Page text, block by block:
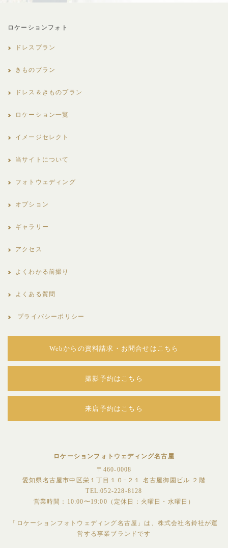
ロケーションフォト
ドレスプラン
きものプラン
ドレス＆きものプラン
ロケーション一覧
イメージセレクト
当サイトについて
フォトウェディング
オプション
ギャラリー
アクセス
よくわかる前撮り
よくある質問
プライバシーポリシー
Webからの資料請求・お問合せはこちら
撮影予約はこちら
来店予約はこちら
ロケーションフォトウェディング名古屋
〒460-0008
愛知県名古屋市中区栄１丁目１０−２１ 名古屋御園ビル ２階
TEL:052-228-8128
営業時間：10:00〜19:00（定休日：火曜日・水曜日）
「ロケーションフォトウェディング名古屋」は、株式会社名鈴社が運
営する事業ブランドです